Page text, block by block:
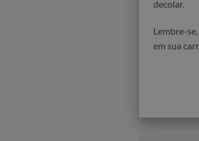
decolar.
Lembre-
em sua